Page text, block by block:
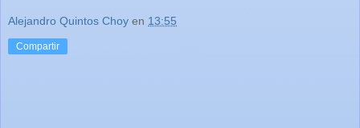
Alejandro Quintos Choy en 13:55
Compartir